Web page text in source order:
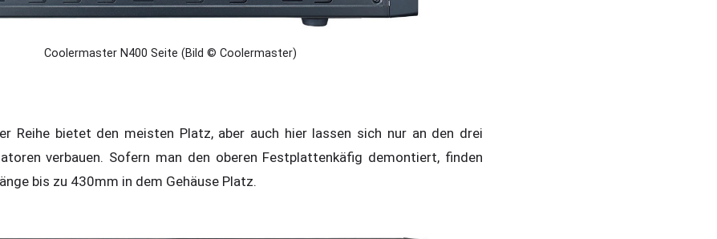
Coolermaster N400 Seite (Bild © Coolermaster)
Reihe bietet den meisten Platz, aber auch hier lassen sich nur an den drei
verbauen. Sofern man den oberen Festplattenkäfig demontiert, finden
bis zu 430mm in dem Gehäuse Platz.